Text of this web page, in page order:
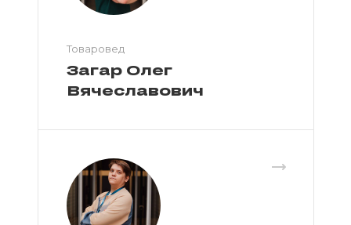
Товаровед
Загар Олег
Вячеславович